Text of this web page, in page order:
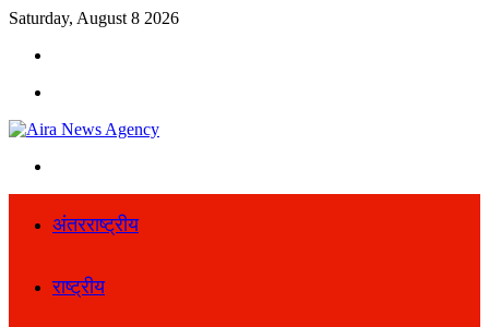
Saturday, August 8 2026
अंतरराष्ट्रीय
राष्ट्रीय